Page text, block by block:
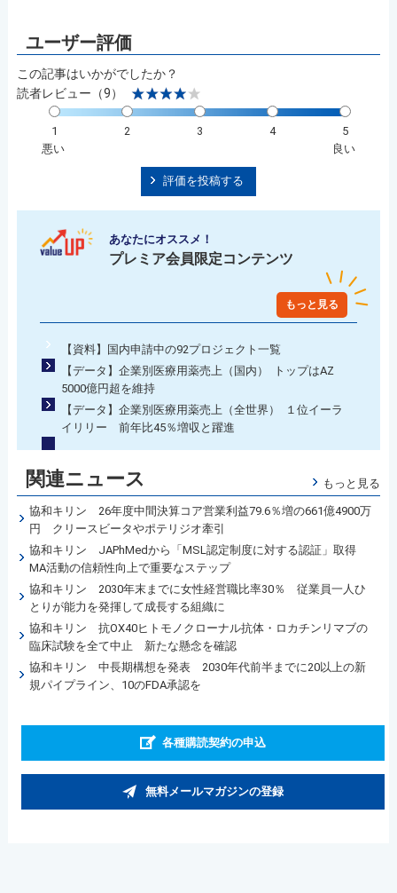
この記事はいかがでしたか？
読者レビュー（9）
1 2 3 4
5
悪い
良い
評価を投稿する
あなたにオススメ！
プレミア会員限定コンテンツ
もっと見る
【資料】国内申請中の92プロジェクト一覧
【データ】企業別医療用薬売上（国内） トップはAZ
5000億円超を維持
【データ】企業別医療用薬売上（全世界） １位イーラ
イリリー 前年比45％増収と躍進
関連ニュース もっと見る
協和キリン 26年度中間決算コア営業利益79.6％増の661億4900万
円 クリースビータやポテリジオ牽引
協和キリン JAPhMedから「MSL認定制度に対する認証」取得
MA活動の信頼性向上で重要なステップ
協和キリン 2030年末までに女性経営職比率30％ 従業員一人ひ
とりが能力を発揮して成長する組織に
協和キリン 抗OX40ヒトモノクローナル抗体・ロカチンリマブの
臨床試験を全て中止 新たな懸念を確認
協和キリン 中長期構想を発表 2030年代前半までに20以上の新
規パイプライン、10のFDA承認を
各種購読契約の申込
無料メールマガジンの登録